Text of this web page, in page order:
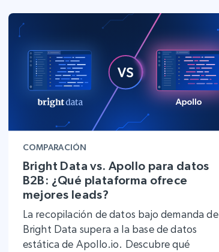
Proxies de ISP
Más de 1,300,000+ proxies residenciales
estáticos totalmente compatibles
datacenter
$0.9/IP
COMPARACIÓN
Bright Data vs. Apollo para datos
B2B: ¿Qué plataforma ofrece
mejores leads?
La recopilación de datos bajo demanda de
Bright Data supera a la base de datos
estática de Apollo.io. Descubre qué